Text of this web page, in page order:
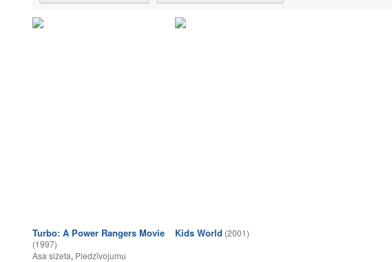
Turbo: A Power Rangers Movie
(1997)
Asa sižeta, Piedzīvojumu
Kids World (2001)